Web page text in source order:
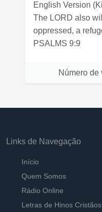
English Version
The LORD also
oppressed, a
PSALMS 9:9
Número
Links de Navegação
Início
Quem Somos
Rádio Online
Letras de Hinos Cristãos